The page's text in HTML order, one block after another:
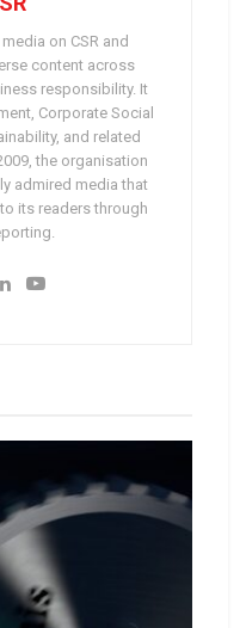
on CSR and
content across
responsibility. It
Corporate Social
and related
the organisation
admired media that
its readers through